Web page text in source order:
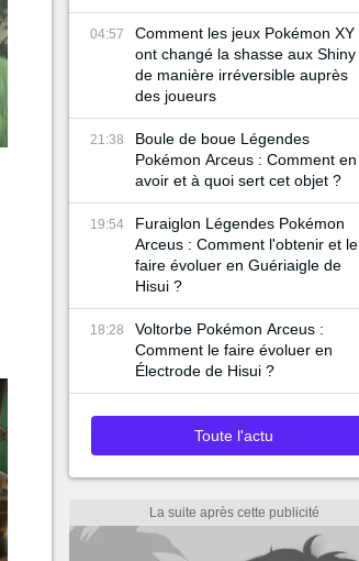
04:57
Comment les jeux Pokémon XY
ont changé la shasse aux Shiny
de manière irréversible auprès
des joueurs
21:38
Boule de boue Légendes
Pokémon Arceus : Comment en
avoir et à quoi sert cet objet ?
19:54
Furaiglon Légendes Pokémon
Arceus : Comment l'obtenir et le
faire évoluer en Guériaigle de
Hisui ?
18:28
Voltorbe Pokémon Arceus :
Comment le faire évoluer en
Électrode de Hisui ?
Toute l'actu